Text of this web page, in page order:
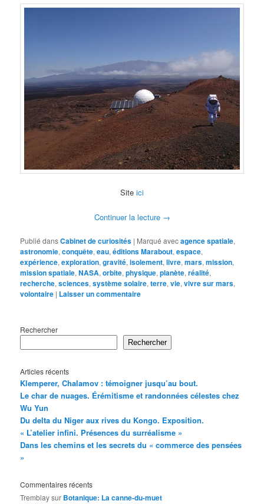
Site ici
Continuer la lecture →
Publié dansCabinet de curiosités | Marqué avecagence spatiale,
astronomie,conquête,eau,éditions Marabout,espace,
expérience,exploration,gravité,isolement,livre,mars,mission,
mission spatiale,NASA,orbite,physique,planète,réalité,
recherche,sciences,système solaire,terre,vie,vivre sur mars,
volontaire | Laisser un commentaire
Rechercher
Rechercher
Articles récents
Klemperer, Chalamov : témoigner jusqu’au bout.
Le char de nuages. Érémitisme et randonnées célestes chez
Wu Yun
Du delta du Niger aux rives du Kongo. Exposition.
« L’atelier infini. Présences du surréalisme »
Dans les chemins et les secrets du « commerce des pensées
»
Commentaires récents
Tremblaysur Botanique: La canne-du-muet